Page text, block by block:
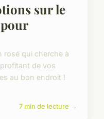
sur le
rosé qui cherche à
de vos
au bon endroit !
7 min de lecture →